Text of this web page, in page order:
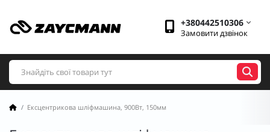
+380442510306
Замовити дзвінок
Ексцентрикова шліфмашина, 900Вт, 150мм